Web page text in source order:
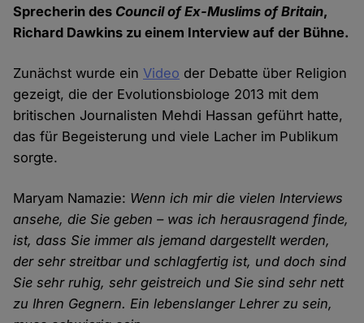
Sprecherin des Council of Ex-Muslims of Britain,
Richard Dawkins zu einem Interview auf der Bühne.
Zunächst wurde einVideo der Debatte über Religion
gezeigt, die der Evolutionsbiologe 2013 mit dem
britischen Journalisten Mehdi Hassan geführt hatte,
das für Begeisterung und viele Lacher im Publikum
sorgte.
Maryam Namazie: Wenn ich mir die vielen Interviews
ansehe, die Sie geben – was ich herausragend finde,
ist, dass Sie immer als jemand dargestellt werden,
der sehr streitbar und schlagfertig ist, und doch sind
Sie sehr ruhig, sehr geistreich und Sie sind sehr nett
zu Ihren Gegnern. Ein lebenslanger Lehrer zu sein,